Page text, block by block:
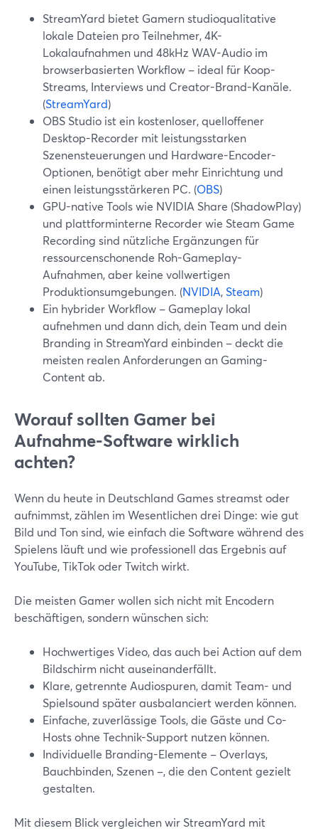
StreamYard bietet Gamern studioqualitative
lokale Dateien pro Teilnehmer, 4K-
Lokalaufnahmen und 48kHz WAV-Audio im
browserbasierten Workflow – ideal für Koop-
Streams, Interviews und Creator-Brand-Kanäle.
(StreamYard)
OBS Studio ist ein kostenloser, quelloffener
Desktop-Recorder mit leistungsstarken
Szenensteuerungen und Hardware-Encoder-
Optionen, benötigt aber mehr Einrichtung und
einen leistungsstärkeren PC. (OBS)
GPU-native Tools wie NVIDIA Share (ShadowPlay)
und plattforminterne Recorder wie Steam Game
Recording sind nützliche Ergänzungen für
ressourcenschonende Roh-Gameplay-
Aufnahmen, aber keine vollwertigen
Produktionsumgebungen. (NVIDIA,Steam)
Ein hybrider Workflow – Gameplay lokal
aufnehmen und dann dich, dein Team und dein
Branding in StreamYard einbinden – deckt die
meisten realen Anforderungen an Gaming-
Content ab.
Worauf sollten Gamer bei
Aufnahme-Software wirklich
achten?
Wenn du heute in Deutschland Games streamst oder
aufnimmst, zählen im Wesentlichen drei Dinge: wie gut
Bild und Ton sind, wie einfach die Software während des
Spielens läuft und wie professionell das Ergebnis auf
YouTube, TikTok oder Twitch wirkt.
Die meisten Gamer wollen sich nicht mit Encodern
beschäftigen, sondern wünschen sich:
Hochwertiges Video, das auch bei Action auf dem
Bildschirm nicht auseinanderfällt.
Klare, getrennte Audiospuren, damit Team- und
Spielsound später ausbalanciert werden können.
Einfache, zuverlässige Tools, die Gäste und Co-
Hosts ohne Technik-Support nutzen können.
Individuelle Branding-Elemente – Overlays,
Bauchbinden, Szenen –, die den Content gezielt
gestalten.
Mit diesem Blick vergleichen wir StreamYard mit